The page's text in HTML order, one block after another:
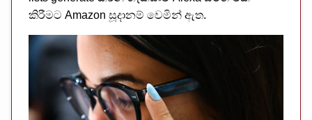
කිරීමට Amazon සූදානම් වෙමින් ඇත.